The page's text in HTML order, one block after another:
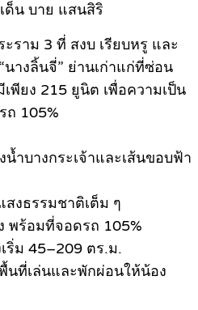
ด็น บาย แสนสิริ
ราม 3 ที่ สงบ เรียบหรู และ
นางลิ้นจี่” ย่านเก่าแก่ที่ซ่อน
พียง 215 ยูนิต เพื่อความเป็น
ถ 105%
ำบางกระเจ้าและเส้นขอบฟ้า
สงธรรมชาติเต็ม ๆ
พร้อมที่จอดรถ 105%
ริ่ม 45–209 ตร.ม.
นที่เล่นและพักผ่อนให้น้อง